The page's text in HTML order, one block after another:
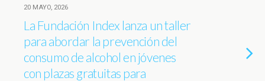
20 MAYO, 2026
La Fundación Index lanza un taller
para abordar la prevención del
consumo de alcohol en jóvenes
con plazas gratuitas para